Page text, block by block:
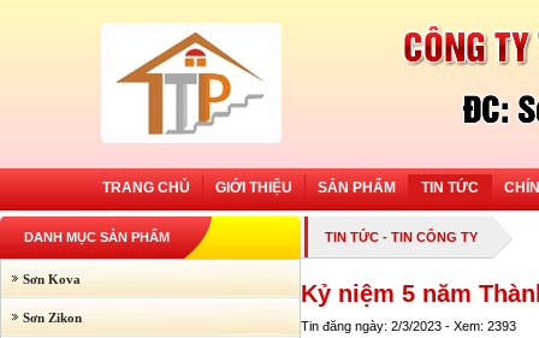
TRANG CHỦ GIỚI THIỆU SẢN PHẨM TIN TỨC
DANH MỤC SẢN PHẨM
Sơn Kova
Sơn Zikon
TIN TỨC - TIN CÔNG TY
Kỷ niệm 5 năm
Tin đăng ngày: 2/3/2023 - Xem: 2393